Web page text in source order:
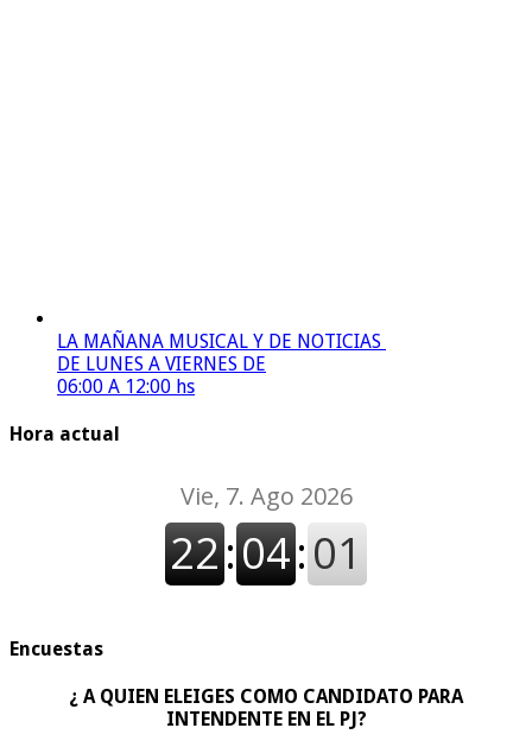
LA MAÑANA MUSICAL Y DE NOTICIAS
DE LUNES A VIERNES DE
06:00 A 12:00 hs
Hora actual
Encuestas
¿ A QUIEN ELEIGES COMO CANDIDATO PARA
INTENDENTE EN EL PJ?